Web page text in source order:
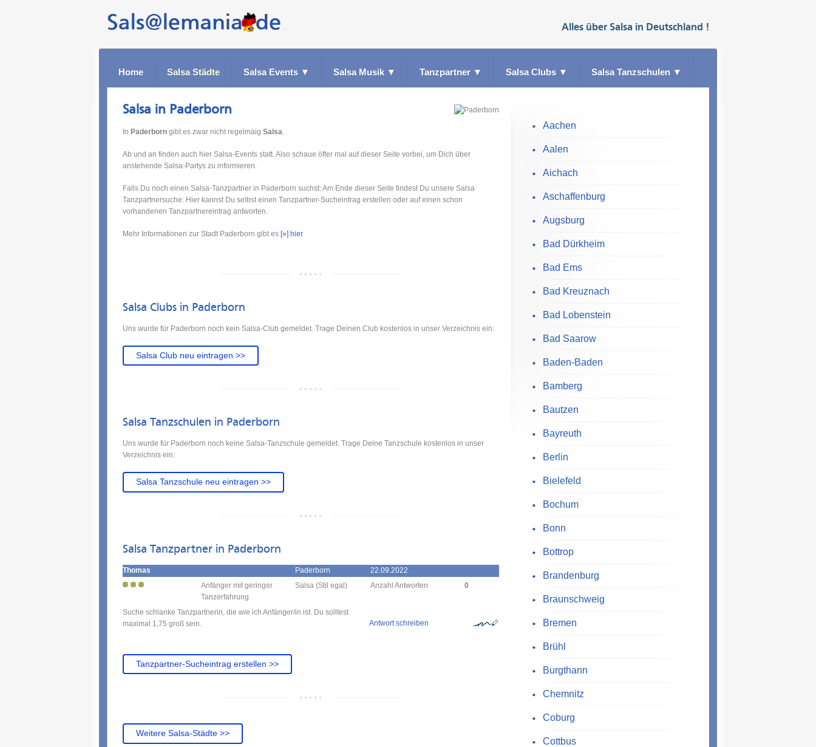
Alles über Salsa in Deutschland !
Home Salsa Städte Salsa Events ▼ Salsa Musik ▼ Tanzpartner ▼ Salsa Clubs ▼ Salsa Tanzschulen ▼
Salsa in Paderborn
In Paderborn gibt es zwar nicht regelmäig Salsa.
Ab und an finden auch hier Salsa-Events statt. Also schaue öfter mal auf dieser Seite vorbei, um Dich über
anstehende Salsa-Partys zu informieren.
Falls Du noch einen Salsa-Tanzpartner in Paderborn suchst: Am Ende dieser Seite findest Du unsere Salsa
Tanzpartnersuche. Hier kannst Du selbst einen Tanzpartner-Sucheintrag erstellen oder auf einen schon
vorhandenen Tanzpartnereintrag antworten.
Mehr Informationen zur Stadt Paderborn gibt es [»] hier
Salsa Clubs in Paderborn
Uns wurde für Paderborn noch kein Salsa-Club gemeldet. Trage Deinen Club kostenlos in unser Verzeichnis ein:
Salsa Club neu eintragen >>
Salsa Tanzschulen in Paderborn
Uns wurde für Paderborn noch keine Salsa-Tanzschule gemeldet. Trage Deine Tanzschule kostenlos in unser
Verzeichnis ein:
Salsa Tanzschule neu eintragen >>
Salsa Tanzpartner in Paderborn
Thomas Paderborn
22.09.2022
Anfänger mit geringer
Tanzerfahrung
Salsa (Stil egal) Anzahl Antworten 0
Suche schlanke Tanzpartnerin, die wie ich Anfänger/in ist. Du solltest
maximal 1,75 groß sein.
Antwort schreiben
Tanzpartner-Sucheintrag erstellen >>
Weitere Salsa-Städte >>
Aachen
Aalen
Aichach
Aschaffenburg
Augsburg
Bad Dürkheim
Bad Ems
Bad Kreuznach
Bad Lobenstein
Bad Saarow
Baden-Baden
Bamberg
Bautzen
Bayreuth
Berlin
Bielefeld
Bochum
Bonn
Bottrop
Brandenburg
Braunschweig
Bremen
Brühl
Burgthann
Chemnitz
Coburg
Cottbus